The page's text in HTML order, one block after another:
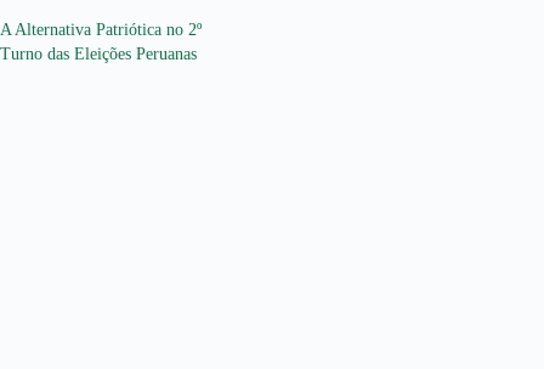
A Alternativa Patriótica no 2º
Turno das Eleições Peruanas